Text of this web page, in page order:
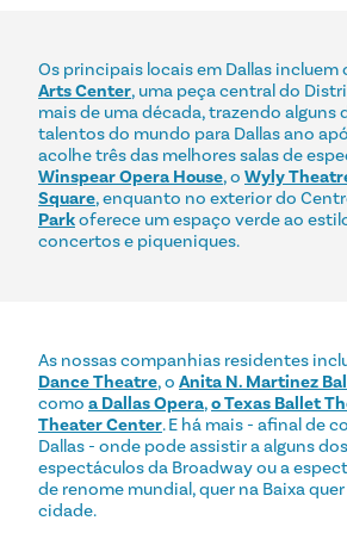
Os principais locais em Dallas incluem
Arts Center, uma peça central do
mais de uma década, trazendo alguns
talentos do mundo para Dallas ano
acolhe três das melhores salas de
Winspear Opera House, o Wyly
Square, enquanto no exterior do
Parkoferece um espaço verde ao
concertos e piqueniques.
As nossas companhias residentes
Dance Theatre, o Anita N. Martinez
como a Dallas Opera,o Texas Ballet
Theater Center. E há mais - afinal de
Dallas - onde pode assistir a alguns
espectáculos da Broadway ou a
de renome mundial, quer na Baixa
cidade.